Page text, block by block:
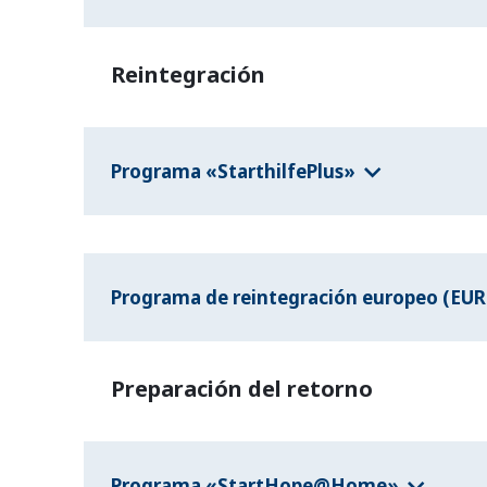
Reintegración
Programa «StarthilfePlus»
Programa de reintegración europeo
Preparación del retorno